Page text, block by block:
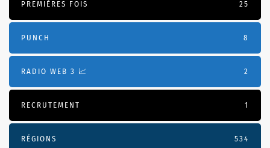
PREMIÈRES FOIS 25
PUNCH 8
RADIO WEB 3 📈 2
RECRUTEMENT 1
RÉGIONS 534